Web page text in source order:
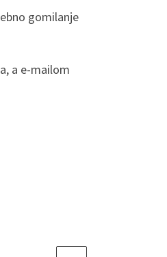
gomilanje
a e-mailom